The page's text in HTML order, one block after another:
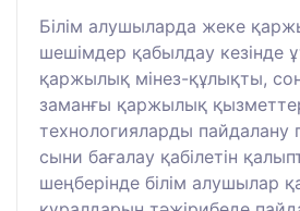
Білім алушыларда жеке
шешімдер қабылдау кезінде
қаржылық мінез-құлықты,
заманғы қаржылық
технологияларды пайдалану
сыни бағалау қабілетін
шеңберінде білім алушылар